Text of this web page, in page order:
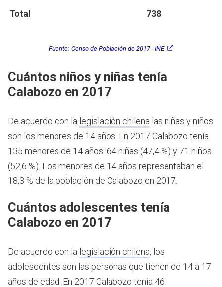
Total 738
Fuente: Censo de Población de 2017 - INE
Cuántos niños y niñas tenía
Calabozo en 2017
De acuerdo con la legislación chilena las niñas y niños
son los menores de 14 años. En 2017 Calabozo tenía
135 menores de 14 años: 64 niñas (47,4 %) y 71 niños
(52,6 %). Los menores de 14 años representaban el
18,3 % de la población de Calabozo en 2017.
Cuántos adolescentes tenía
Calabozo en 2017
De acuerdo con la legislación chilena, los
adolescentes son las personas que tienen de 14 a 17
años de edad. En 2017 Calabozo tenía 46